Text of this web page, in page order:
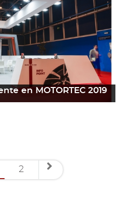
en MOTORTEC 2019
2